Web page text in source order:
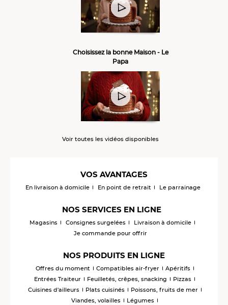
Choisissez la bonne Maison - Le
Papa
Voir toutes les vidéos disponibles
VOS AVANTAGES
En livraison à domicile En point de retrait Le parrainage
NOS SERVICES EN LIGNE
Magasins Consignes surgelées
Livraison à domicile
Je commande pour offrir
NOS PRODUITS EN LIGNE
Offres du moment Compatibles air-fryer
Apéritifs
Entrées Traiteur
Feuilletés, crêpes, snacking
Pizzas
Cuisines d'ailleurs
Plats cuisinés
Poissons, fruits de mer
Viandes, volailles
Légumes